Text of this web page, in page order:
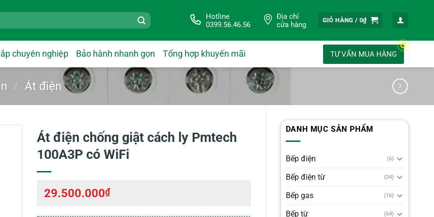
Hotline
0399.56.46.56
Địa chỉ
cửa hàng
GIỎ HÀNG / 0₫
chuyên nghiệp Bảo hành nhanh gọn Tổng hợp khuyến mãi TƯ VẤN MUA HÀNG
/ Át điện
DANH MỤC SẢN PHẨM
Bếp điện (6)
Bếp điện từ (24)
Bếp gas (16)
Bếp từ (64)
Át điện chống giật cách ly Pmtech
100A3P có WiFi
29.500.000₫